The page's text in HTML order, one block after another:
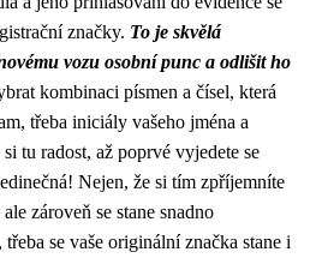
značky. To je skvělá
vozu osobní punc a odlišit ho
kombinaci písmen a čísel, která
třeba iniciály vašeho jména a
tu radost, až poprvé vyjedete se
Nejen, že si tím zpříjemníte
zároveň se stane snadno
se vaše originální značka stane i